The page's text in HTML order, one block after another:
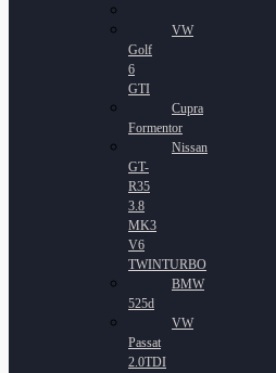
VW
Golf
6
GTI
Cupra
Formentor
Nissan
GT-
R35
3.8
MK3
V6
TWINTURBO
BMW
525d
VW
Passat
2.0TDI